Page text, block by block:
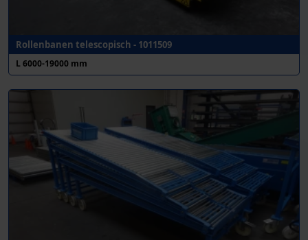
Rollenbanen telescopisch - 1011509
L 6000-19000 mm